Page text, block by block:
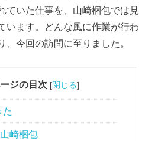
ていた仕事を、山崎梱包では見
います。どんな風に作業が行わ
、今回の訪問に至りました。
ジの目次 [閉じる]
崎梱包